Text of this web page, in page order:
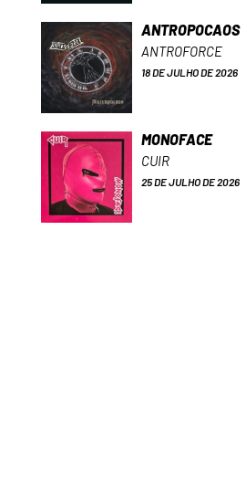
ANTROPOCAOS
ANTROFORCE
18 DE JULHO DE 2026
MONOFACE
CUIR
25 DE JULHO DE 2026